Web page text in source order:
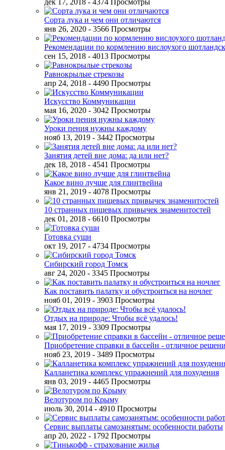
дек 17, 2018 - 4374 Просмотры
Сорта лука и чем они отличаются
янв 26, 2020 - 3566 Просмотры
Рекомендации по кормлению вислоухого
сен 15, 2018 - 4013 Просмотры
Равнокрылые стрекозы
апр 24, 2018 - 4490 Просмотры
Искусство Коммуникации
мая 16, 2020 - 3042 Просмотры
Уроки пения нужны каждому
нояб 13, 2019 - 3442 Просмотры
Занятия детей вне дома: да или нет?
дек 18, 2018 - 4541 Просмотры
Какое вино лучше для глинтвейна
янв 21, 2019 - 4078 Просмотры
10 странных пищевых привычек знаменитостей
дек 01, 2018 - 6610 Просмотры
Готовка суши
окт 19, 2017 - 4734 Просмотры
Сибирский город Томск
авг 24, 2020 - 3345 Просмотры
Как поставить палатку и обустроиться на ночлег
нояб 01, 2019 - 3903 Просмотры
Отдых на природе: Чтобы всё удалось!
мая 17, 2019 - 3309 Просмотры
Приобретение справки в бассейн - отличное
нояб 23, 2019 - 3489 Просмотры
Калланетика комплекс упражнений для похудения
янв 03, 2019 - 4465 Просмотры
Велотуром по Крыму
июль 30, 2014 - 4910 Просмотры
Сервис выплаты самозанятым: особенности работы
апр 20, 2022 - 1792 Просмотры